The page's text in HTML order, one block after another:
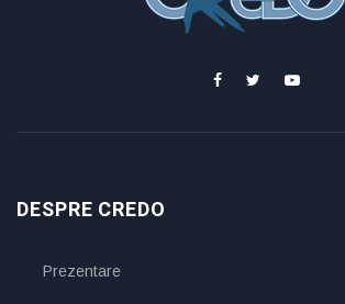
DESPRE CREDO
Prezentare